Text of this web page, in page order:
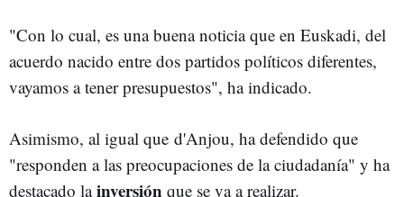
"Con lo cual, es una buena noticia que en Euskadi, del
acuerdo nacido entre dos partidos políticos diferentes,
vayamos a tener presupuestos", ha indicado.
Asimismo, al igual que d'Anjou, ha defendido que
"responden a las preocupaciones de la ciudadanía" y ha
destacado lainversión que se va a realizar.